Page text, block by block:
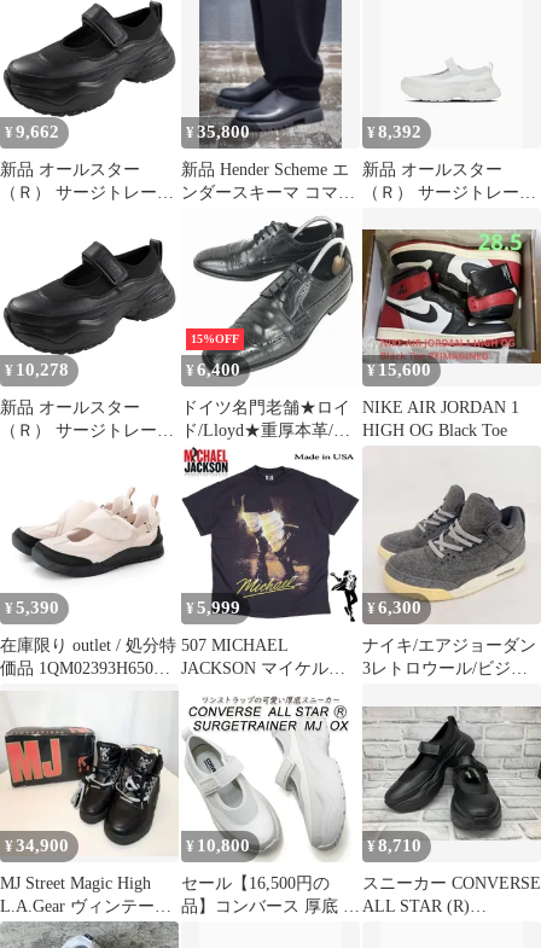
¥ 9,662
新品 オールスター
（Ｒ） サージトレーナ
¥35,800
新品 Hender Scheme エ
ンダースキーマ コマン
ドミュール 3 希少
¥8,392
新品 オールスター
（Ｒ） サージトレーナ
ワイト
¥ 10,278
新品 オールスター
（Ｒ） サージトレーナ
15%OFF
¥ 6,400
ドイツ名門老舗★ロイ
ド/Lloyd★重厚本革/ウ
イングチップ【26.0/
黒】ドレスシューズ/ビ
ジネス◆MJ-130<sale>
¥15,600
NIKE AIR JORDAN 1
HIGH OG Black Toe
¥ 5,390
在庫限り outlet / 処分特
価品 1QM02393H650
FILA MELVIS MJ PINK
¥ 5,999
507 MICHAEL
JACKSON マイケルジ
ャクソン Ｔシャツ 美品
USA製 半袖 ブラック
バンドT ロックT キン
グオブポップ アメリカ
ミュージックT ツアーT
MJ マイケル 追悼 映画
JAAFAR ダンス メンズ
レディース 希少
¥6,300
ナイキ/エアジョーダン
3レトロウール/ビジブ
ゴ刺繍29cm
¥34,900
MJ Street Magic High
L.A.Gear ヴィンテージ•
レア品
¥ 10,800
セール【16,500円の
品】コンバース 厚底 ス
¥8,710
スニーカー CONVERSE
ALL STAR (R)